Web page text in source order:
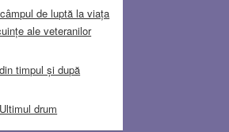
de luptă la viața
ale veteranilor
timpul și după
Ultimul drum